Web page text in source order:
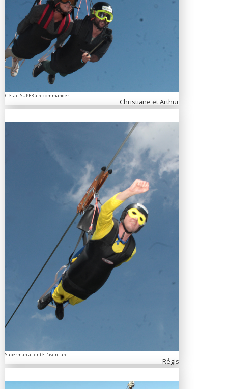
C était SUPER à recommander
Christiane et Arthur
Superman a tenté l'aventure....
Régis